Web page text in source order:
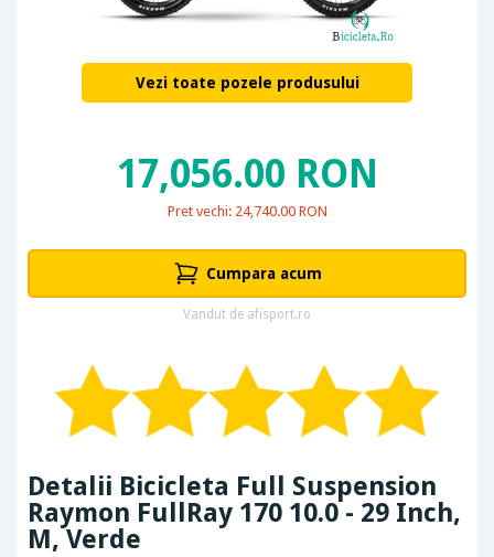
Vezi toate pozele produsului
17,056.00 RON
Pret vechi: 24,740.00 RON
Cumpara acum
Vandut de afisport.ro
Detalii Bicicleta Full Suspension
Raymon FullRay 170 10.0 - 29 Inch,
M, Verde